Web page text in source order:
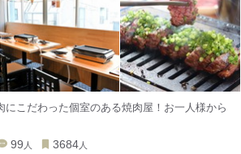
にこだわった個室のある焼肉屋！お一人様から
99 人 3684 人